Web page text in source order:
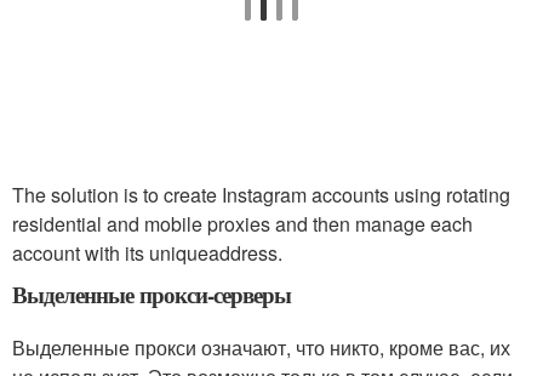
The solution is to create Instagram accounts using rotating
residential and mobile proxies and then manage each
account with its uniqueaddress.
Выделенные прокси-серверы
Выделенные прокси означают, что никто, кроме вас, их